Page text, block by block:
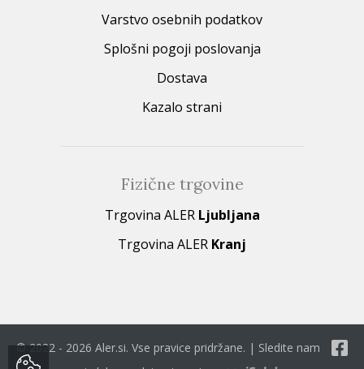
Varstvo osebnih podatkov
Splošni pogoji poslovanja
Dostava
Kazalo strani
Fizične trgovine
Trgovina ALER Ljubljana
Trgovina ALER Kranj
© 2022 - 2026 Aler.si. Vse pravice pridržane. | Sledite nam